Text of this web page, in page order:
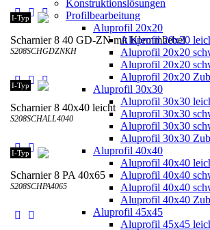
Konstruktionslösungen
Profilbearbeitung
Aluprofil 20x20
Aluprofil 20x20
Aluprofil 20x20
Aluprofil 20x20
Aluprofil 20x20
Aluprofil 30x30
Aluprofil 30x30
Aluprofil 30x30
Aluprofil 30x30
Aluprofil 30x30
Aluprofil 40x40
Aluprofil 40x40
Aluprofil 40x40
Aluprofil 40x40
Aluprofil 40x40
Aluprofil 45x45
Aluprofil 45x45
Scharnier 8 40 GD-ZN mit Klemmhebel
S208SCHGDZNKH
I-Typ
Scharnier 8 40x40 leicht
S208SCHALL4040
I-Typ
Scharnier 8 PA 40x65
S208SCHPA4065
I-Typ